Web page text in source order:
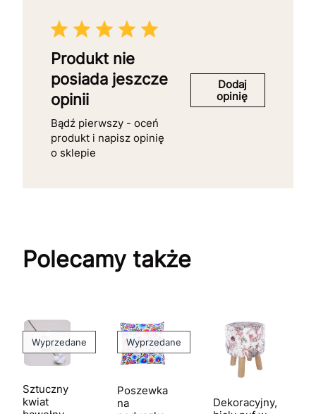
Produkt nie
posiada jeszcze
opinii
Bądź pierwszy - oceń
produkt i napisz opinię
o sklepie
Dodaj
opinię
Polecamy także
Wyprzedane
Sztuczny
kwiat
Wyprzedane
Poszewka
na
Dekoracyjny,